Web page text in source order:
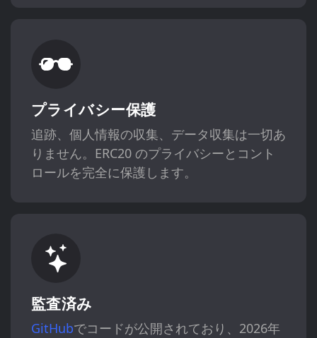
プライバシー保護
追跡、個人情報の収集、データ収集は一切あ
りません。ERC20 のプライバシーとコント
ロールを完全に保護します。
監査済み
GitHubでコードが公開されており、2026年